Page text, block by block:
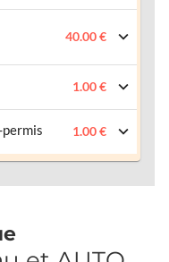
40.00 €
1.00 €
1.00 €